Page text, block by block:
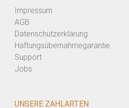
Impressum
AGB
Datenschutzerklärung
Haftungsübernahmegarantie
Support
Jobs
UNSERE ZAHLARTEN